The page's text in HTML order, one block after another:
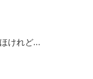
けれど…